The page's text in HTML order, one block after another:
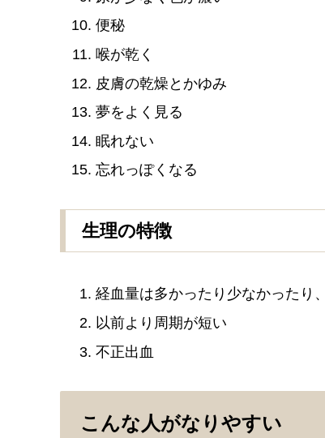
便秘
喉が乾く
皮膚の乾燥とかゆみ
夢をよく見る
眠れない
忘れっぽくなる
生理の特徴
経血量は多かったり少なかったり
以前より周期が短い
不正出血
こんな人がなりやすい